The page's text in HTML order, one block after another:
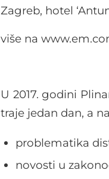
Zagreb, hotel
više na
U 2017. godini
traje jedan dan, a
problematika
novosti u